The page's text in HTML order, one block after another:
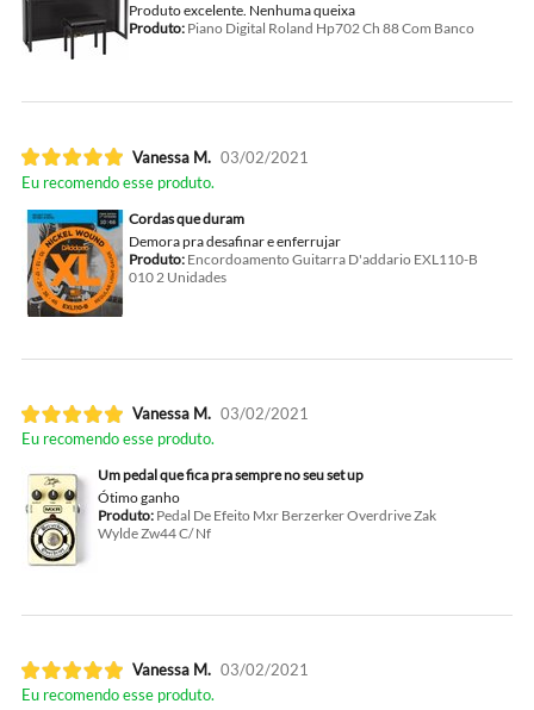
Produto excelente. Nenhuma queixa
Produto:Piano Digital Roland Hp702 Ch 88 Com Banco
Vanessa M. 03/02/2021
Eu recomendo esse produto.
Cordas que duram
Demora pra desafinar e enferrujar
Produto:Encordoamento Guitarra D'addario EXL110-B
010 2 Unidades
Vanessa M. 03/02/2021
Eu recomendo esse produto.
Um pedal que fica pra sempre no seu set up
Ótimo ganho
Produto:Pedal De Efeito Mxr Berzerker Overdrive Zak
Wylde Zw44 C/ Nf
Vanessa M. 03/02/2021
Eu recomendo esse produto.